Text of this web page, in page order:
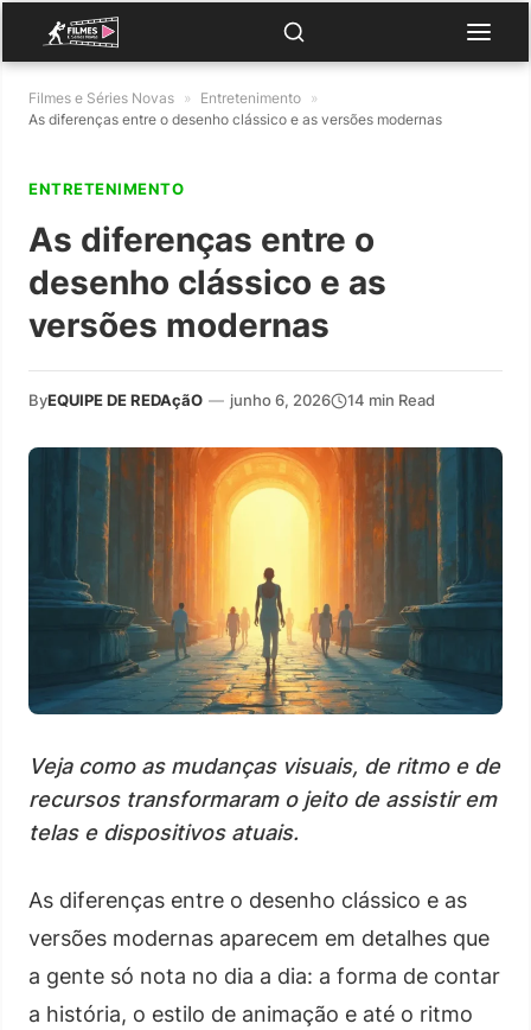
Filmes e Séries Novas » Entretenimento »
As diferenças entre o desenho clássico e as versões modernas
ENTRETENIMENTO
As diferenças entre o
desenho clássico e as
versões modernas
ByEQUIPE DE REDAçãO — junho 6, 2026 14 min Read
Veja como as mudanças visuais, de ritmo e de
recursos transformaram o jeito de assistir em
telas e dispositivos atuais.
As diferenças entre o desenho clássico e as
versões modernas aparecem em detalhes que
a gente só nota no dia a dia: a forma de contar
a história, o estilo de animação e até o ritmo